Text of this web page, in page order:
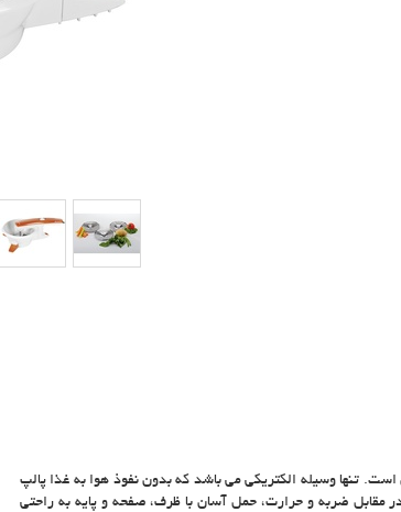
است. تنها وسیله الکتریکی می باشد که بدون نفوذ هوا به غذا پالپ
مقابل ضربه و حرارت، حمل آسان با ظرف، صفحه و پایه به راحتی